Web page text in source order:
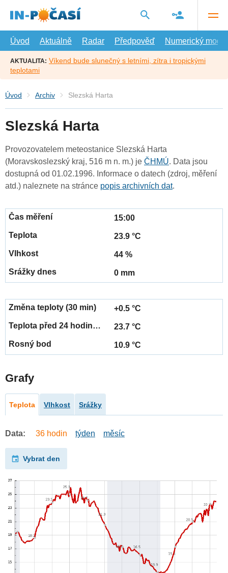
hlavní
Úvod
Aktuálně Radar Předpověď Numerický model
AKTUALITA: Víkend bude slunečný s letními, zítra i tropickými
teplotami
Úvod Archiv Slezská Harta
Slezská Harta
Provozovatelem meteostanice Slezská Harta
(Moravskoslezský kraj, 516 m n. m.) je ČHMÚ. Data jsou
dostupná od 01.02.1996. Informace o datech (zdroj, měření
atd.) naleznete na stránce popis archivních dat.
15:00
23.9 °C
44 %
0 mm
+0.5 °C
23.7 °C
10.9 °C
Grafy
Teplota Vlhkost Srážky
Data: 36 hodin týden měsíc
Vybrat den